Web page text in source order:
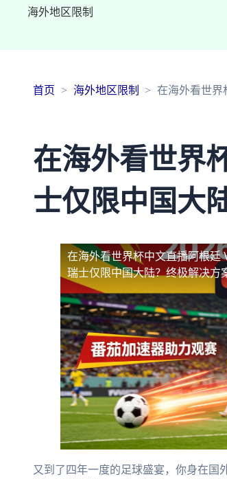
海外地区限制
首页 海外地区限制 在海外看世界
在海外看世界
士仅限中国大
在海外看世界杯中文直播阿根廷
瑞士仅限中国大陆？终极解决方
又到了四年一度的足球盛宴，你身在国